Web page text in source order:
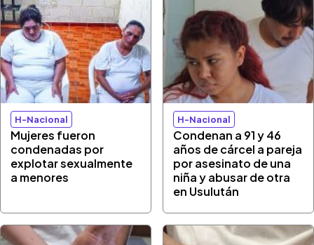
H-Nacional
Mujeres fueron
condenadas por
explotar sexualmente
a menores
H-Nacional
Condenan a 91 y 46
años de cárcel a pareja
por asesinato de una
niña y abusar de otra
en Usulután